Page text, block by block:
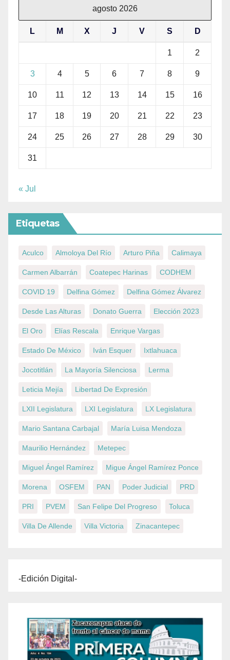
agosto 2026
L M X J V S D
1 2
3 4 5 6 7 8 9
10 11 12 13 14 15 16
17 18 19 20 21 22 23
24 25 26 27 28 29 30
31
« Jul
Etiquetas
Aculco Almoloya Del Río Arturo Piña Calimaya
Carmen Albarrán Coatepec Harinas CODHEM
COVID 19 Delfina Gómez Delfina Gómez Álvarez
Desde Las Alturas Donato Guerra Elección 2023
El Oro Elías Rescala Enrique Vargas
Estado De México Iván Esquer Ixtlahuaca
Jocotitlán La Mayoría Silenciosa Lerma
Leticia Mejía Libertad De Expresión
LXII Legislatura LXI Legislatura LX Legislatura
Mario Santana Carbajal María Luisa Mendoza
Maurilio Hernández Metepec
Miguel Ángel Ramírez Migue Ángel Ramírez Ponce
Morena OSFEM PAN Poder Judicial PRD
PRI PVEM San Felipe Del Progreso Toluca
Villa De Allende Villa Victoria Zinacantepec
-Edición Digital-